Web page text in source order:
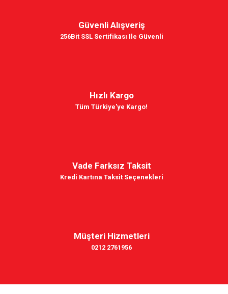
Güvenli Alışveriş
256Bit SSL Sertifikası Ile Güvenli
Hızlı Kargo
Tüm Türkiye'ye Kargo!
Vade Farksız Taksit
Kredi Kartına Taksit Seçenekleri
Müşteri Hizmetleri
0212 2761956